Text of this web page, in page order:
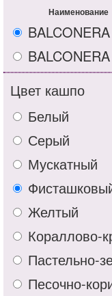
Наименование
Цвет кашпо
Белый
Серый
Мускатный
Желтый
Кораллово-
Пастельно-
Песочно-